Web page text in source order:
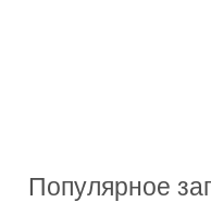
Популярное